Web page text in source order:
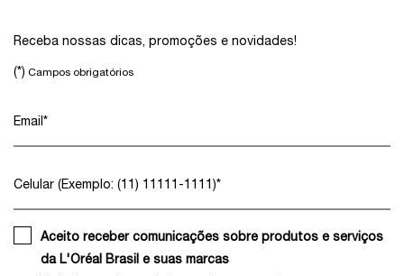
Receba nossas dicas, promoções e novidades!
(*) Campos obrigatórios
Email *
Celular (Exemplo: (11) 11111-1111)*
Aceito receber comunicações sobre produtos e serviços
da L'Oréal Brasil e suas marcas